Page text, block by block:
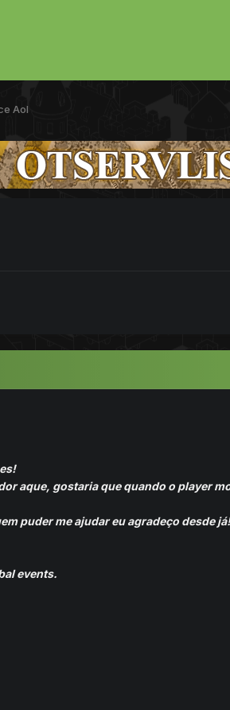
Aol
aque, gostaria que quando o player
puder me ajudar eu agradeço desde
events.